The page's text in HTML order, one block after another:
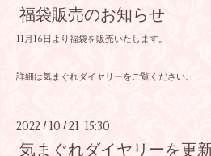
福袋販売のお知らせ
11月16日より福袋を販売いたします。
詳細は気まぐれダイヤリーをご覧ください。
2022 / 10 /21 15:30
気まぐれダイヤリーを更